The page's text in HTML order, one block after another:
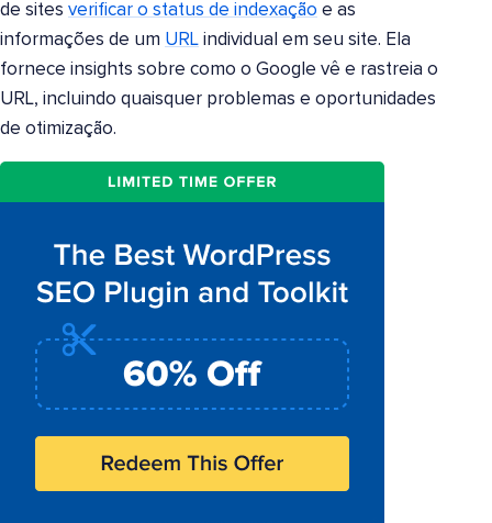
de sites verificar o status de indexação e as
informações de um URL individual em seu site. Ela
fornece insights sobre como o Google vê e rastreia o
URL, incluindo quaisquer problemas e oportunidades
de otimização.